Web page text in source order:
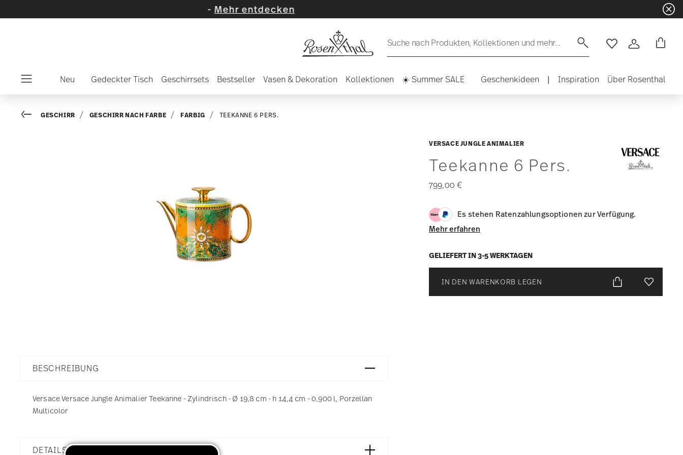
Mehr entdecken
Suche nach Produkten, Kollektionen und mehr... WishlistAnmelden
Neu Gedeckter Tisch Geschirrsets Bestseller Vasen & Dekoration Kollektionen ☀️ Summer SALE Geschenkideen | Inspiration Über Rosenthal
VERSACE JUNGLE ANIMALIER
Teekanne 6 Pers.
799,00 €
Es stehen Ratenzahlungsoptionen zur Verfügung.
Mehr erfahren
GELIEFERT IN 3-5 WERKTAGEN
IN DEN WARENKORB LEGEN Add To
Go backGESCHIRR GESCHIRR NACH FARBE FARBIG TEEKANNE 6 PERS.
BESCHREIBUNG
Versace Versace Jungle Animalier Teekanne - Zylindrisch - Ø 19,8 cm - h 14,4 cm - 0,900 l, Porzellan
Multicolor
DETAILS